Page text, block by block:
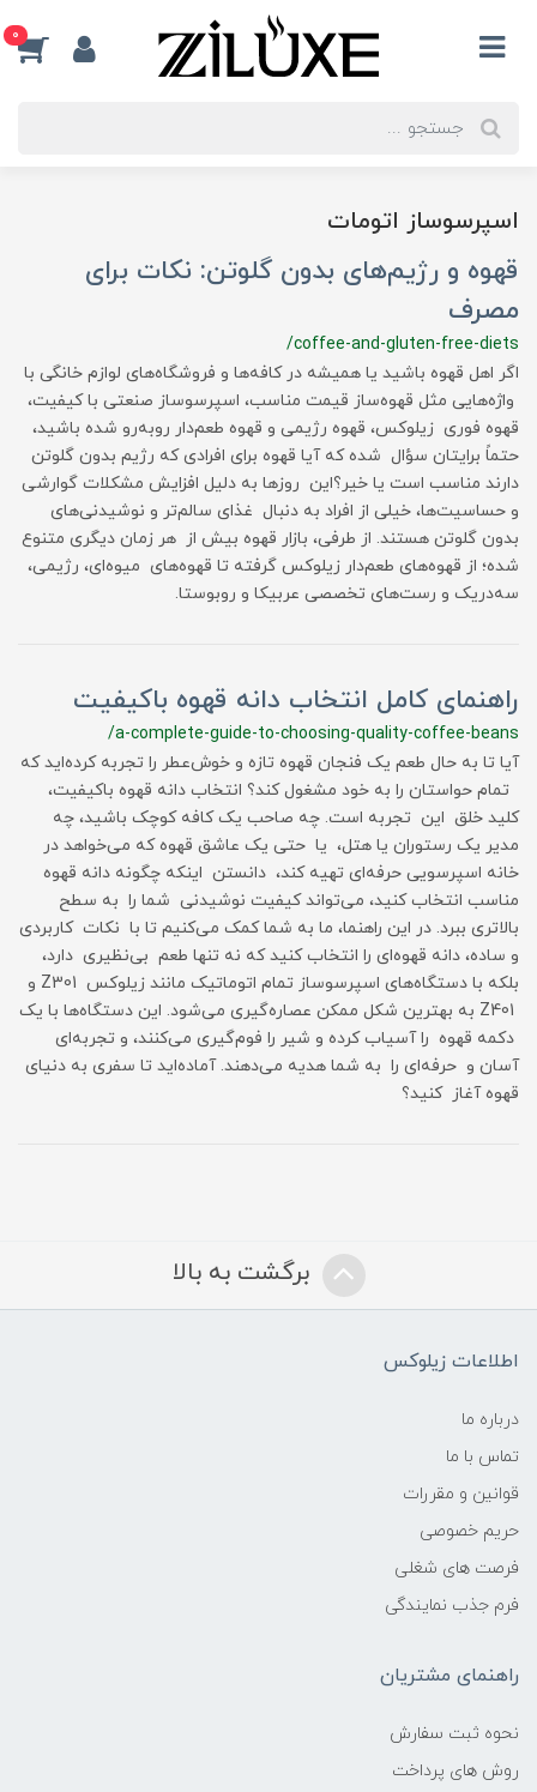
0
اسپرسوساز اتومات
قهوه و رژیم‌های بدون گلوتن: نکات برای
مصرف
/coffee-and-gluten-free-diets
اگر اهل قهوه باشید یا همیشه در کافه‌ها و فروشگاه‌های لوازم خانگی با
واژه‌هایی مثل قهوه‌ساز قیمت مناسب، اسپرسوساز صنعتی با کیفیت،
قهوه فوری زیلوکس، قهوه رژیمی و قهوه طعم‌دار روبه‌رو شده باشید،
حتماً برایتان سؤال شده که آیا قهوه برای افرادی که رژیم بدون گلوتن
دارند مناسب است یا خیر؟این روزها به دلیل افزایش مشکلات گوارشی
و حساسیت‌ها، خیلی از افراد به دنبال غذای سالم‌تر و نوشیدنی‌های
بدون گلوتن هستند. از طرفی، بازار قهوه بیش از هر زمان دیگری متنوع
شده؛ از قهوه‌های طعم‌دار زیلوکس گرفته تا قهوه‌های میوه‌ای، رژیمی،
سه‌در‌یک و رست‌های تخصصی عربیکا و روبوستا.
راهنمای کامل انتخاب دانه قهوه باکیفیت
/a-complete-guide-to-choosing-quality-coffee-beans
آیا تا به حال طعم یک فنجان قهوه تازه و خوش‌عطر را تجربه کرده‌اید که
تمام حواستان را به خود مشغول کند؟ انتخاب دانه قهوه باکیفیت،
کلید خلق این تجربه است. چه صاحب یک کافه کوچک باشید، چه
مدیر یک رستوران یا هتل، یا حتی یک عاشق قهوه که می‌خواهد در
خانه اسپرسویی حرفه‌ای تهیه کند، دانستن اینکه چگونه دانه قهوه
مناسب انتخاب کنید، می‌تواند کیفیت نوشیدنی شما را به سطح
بالاتری ببرد. در این راهنما، ما به شما کمک می‌کنیم تا با نکات کاربردی
و ساده، دانه قهوه‌ای را انتخاب کنید که نه تنها طعم بی‌نظیری دارد،
بلکه با دستگاه‌های اسپرسوساز تمام اتوماتیک مانند زیلوکس Z301 و
Z401 به بهترین شکل ممکن عصاره‌گیری می‌شود. این دستگاه‌ها با یک
دکمه قهوه را آسیاب کرده و شیر را فوم‌گیری می‌کنند، و تجربه‌ای
آسان و حرفه‌ای را به شما هدیه می‌دهند. آماده‌اید تا سفری به دنیای
قهوه آغاز کنید؟
برگشت به بالا
اطلاعات زیلوکس
درباره ما
تماس با ما
قوانین و مقررات
حریم خصوصی
فرصت های شغلی
فرم جذب نمایندگی
راهنمای مشتریان
نحوه ثبت سفارش
روش های پرداخت